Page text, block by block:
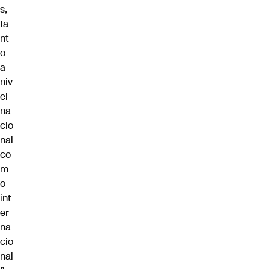
s,
ta
nt
o
a
niv
el
na
cio
nal
co
m
o
int
er
na
cio
nal